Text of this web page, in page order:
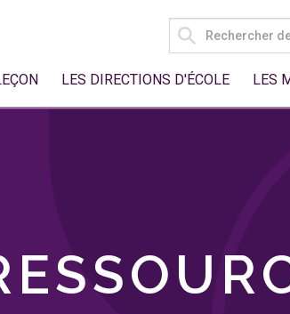
SEARCH
FOR:
LES DIRECTIONS D'ÉCOLE LES